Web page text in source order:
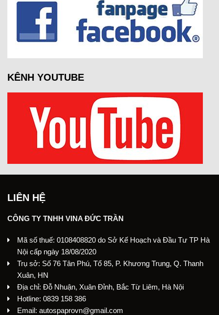
KÊNH YOUTUBE
LIÊN HỆ
CÔNG TY TNHH VINA ĐỨC TRẦN
Mã số thuế: 0108408820 do Sở Kế Hoạch và Đầu Tư TP Hà
Nội cấp ngày 18/08/2020
Trụ sở: Số 76 Tân Phú, Tổ 85, P. Khương Trung, Q. Thanh
Xuân, HN
Địa chỉ: Đỗ Nhuận, Xuân Đỉnh, Bắc Từ Liêm, Hà Nội
Hotline: 0839 158 386
Email: autospaprovn@gmail.com